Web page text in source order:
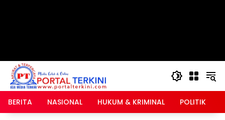
BERITA NASIONAL HUKUM & KRIMINAL POLITIK